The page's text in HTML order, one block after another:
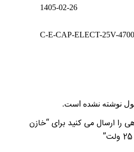
1405-02-26
C-E-CAP-ELECT-25V-
نوشته نشده است.
را ارسال می کنید برای “خازن